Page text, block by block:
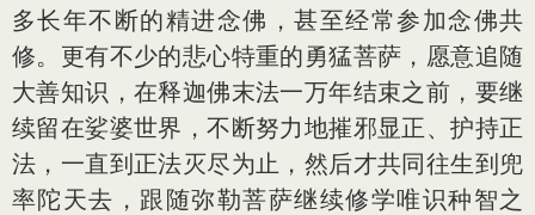
多长年不断的精进念佛，甚至经常参加念佛共
修。更有不少的悲心特重的勇猛菩萨，愿意追随
大善知识，在释迦佛末法一万年结束之前，要继
续留在娑婆世界，不断努力地摧邪显正、护持正
法，一直到正法灭尽为止，然后才共同往生到兜
率陀天去，跟随弥勒菩萨继续修学唯识种智之